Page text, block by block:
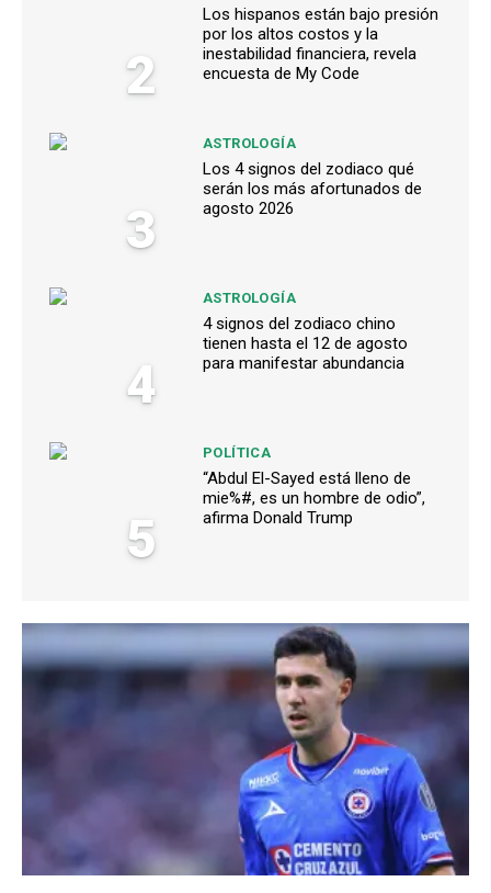
2
Los hispanos están bajo presión
por los altos costos y la
inestabilidad financiera, revela
encuesta de My Code
3
ASTROLOGÍA
Los 4 signos del zodiaco qué
serán los más afortunados de
agosto 2026
4
ASTROLOGÍA
4 signos del zodiaco chino
tienen hasta el 12 de agosto
para manifestar abundancia
5
POLÍTICA
“Abdul El-Sayed está lleno de
mie%#, es un hombre de odio”,
afirma Donald Trump